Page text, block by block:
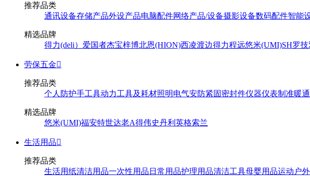
推荐品类
通讯设备存储产品外设产品电脑配件网络产品/设备摄影设备数码配件智能
精选品牌
得力(deli） 爱国者杰宝梓博北恩(HION)西凌渡边得力程远悠米(UMI)SH罗技
劳保五金
推荐品类
个人防护手工具动力工具及耗材照明电气安防紧固密封件仪器仪表制准暖通
精选品牌
悠米(UMI)福安特世达老A得伟史丹利 英格索兰
生活用品
推荐品类
生活用纸清洁用品一次性用品 日常用品护理用品清洁工具母婴用品运动户外